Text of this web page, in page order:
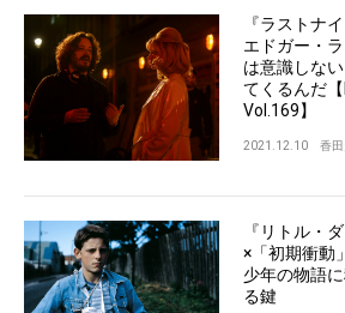
『ラストナ
エドガー・
は意識しな
てくるんだ
Vol.169】
2021.12.10 香
『リトル・
×「初期衝動
少年の物語
る鍵